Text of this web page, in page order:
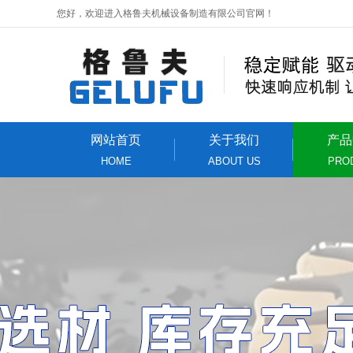
您好，欢迎进入格鲁夫机械设备制造有限公司官网！
网站首页
HOME
关于我们
ABOUT US
产